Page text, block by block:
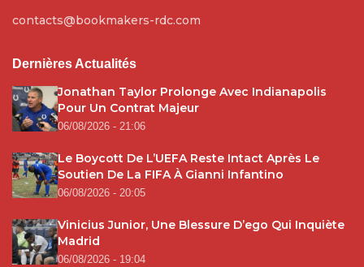
contacts@bookmakers-rdc.com
Dernières Actualités
Jonathan Taylor Prolonge Avec Indianapolis
Pour Un Contrat Majeur
06/08/2026 - 21:06
Le Boycott De L’UEFA Reste Intact Après Le
Soutien De La FIFA À Gianni Infantino
06/08/2026 - 20:05
Vinicius Junior, Une Blessure D’ego Qui Inquiète
Madrid
06/08/2026 - 19:04